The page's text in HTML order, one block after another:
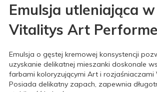
Emulsja utleniająca
Vitalitys Art
Emulsja o gęstej kremowej konsystencji
uzyskanie delikatnej mieszanki doskonale
farbami koloryzującymi Art i rozjaśniaczami
Posiada delikatny zapach, zapewnia